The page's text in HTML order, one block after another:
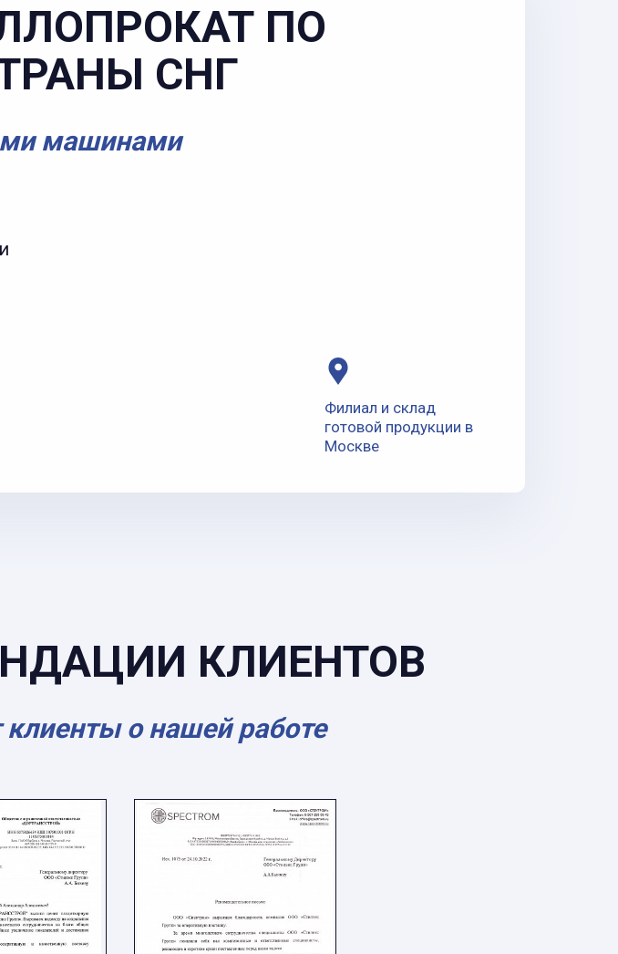
Филиал и склад
готовой продукции в
Москве
ПО
СНГ
машинами
КЛИЕНТОВ
клиенты о нашей работе